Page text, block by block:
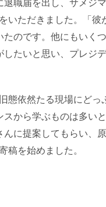
職届を出し、サメジ
いただきました。「
のです。他にもいく
たいと思い、プレジ
態依然たる現場にど
から学ぶものは多い
に提案してもらい、
稿を始めました。